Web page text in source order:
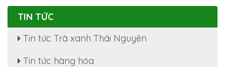
TIN TỨC
Tin tức Trà xanh Thái Nguyên
Tin tức hàng hóa